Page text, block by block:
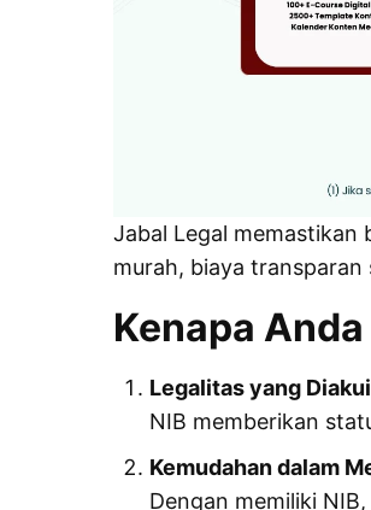
Jabal Legal memastikan
murah, biaya
Kenapa
Legalitas yang Diakui
NIB memberikan
Kemudahan dalam
Dengan memiliki